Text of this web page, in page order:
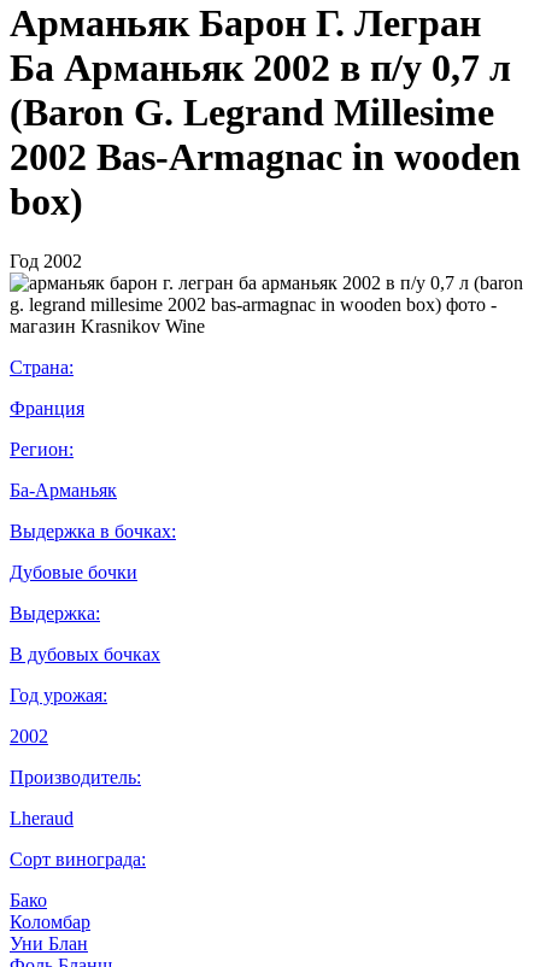
Арманьяк Барон Г. Легран
Ба Арманьяк 2002 в п/у 0,7 л
(Baron G. Legrand Millesime
2002 Bas-Armagnac in wooden
box)
Год 2002
Страна:
Франция
Регион:
Ба-Арманьяк
Выдержка в бочках:
Дубовые бочки
Выдержка:
В дубовых бочках
Год урожая:
2002
Производитель:
Lheraud
Сорт винограда:
Бако
Коломбар
Уни Блан